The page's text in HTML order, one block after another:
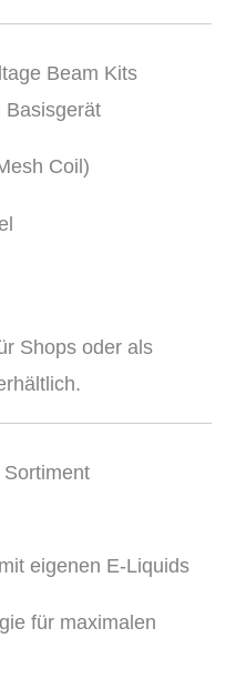
Beam Kits
Basisgerät
Coil)
Shops oder als
Sortiment
eigenen E-Liquids
für maximalen